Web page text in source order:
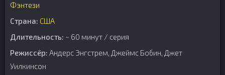
Фэнтези
Страна: США
Длительность: ~ 60 минут / серия
Режиссёр: Андерс Энгстрем, Джеймс Бобин, Джет
Уилкинсон